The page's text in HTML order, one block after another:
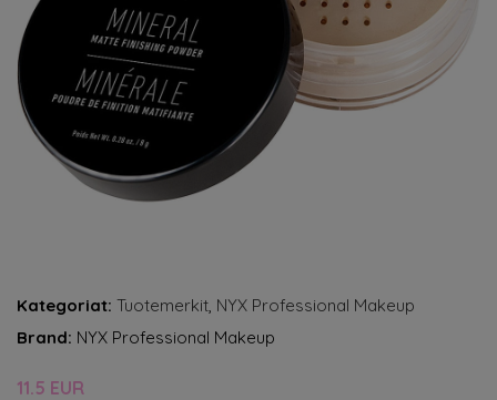
Kategoriat: Tuotemerkit, NYX Professional Makeup
Brand: NYX Professional Makeup
11.5 EUR